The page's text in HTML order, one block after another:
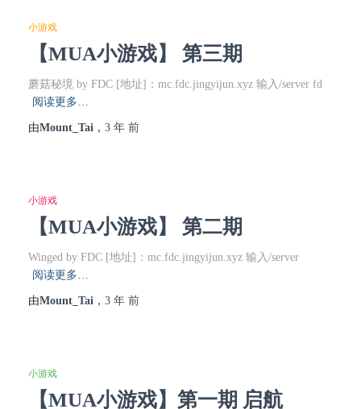
小游戏
【MUA小游戏】 第三期
蘑菇秘境 by FDC [地址]：mc.fdc.jingyijun.xyz 输入/server fd
阅读更多…
由Mount_Tai ， 3 年 前
小游戏
【MUA小游戏】 第二期
Winged by FDC [地址]：mc.fdc.jingyijun.xyz 输入/server
阅读更多…
由Mount_Tai ， 3 年 前
小游戏
【MUA小游戏】第一期 启航